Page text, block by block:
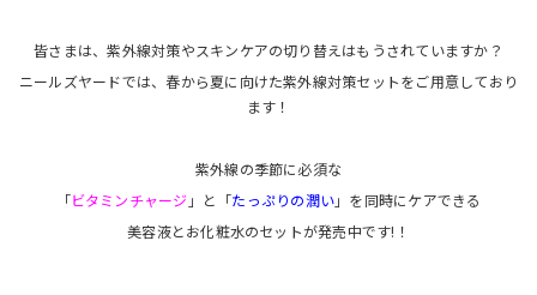
皆さまは、紫外線対策やスキンケアの切り替えはもうされていますか？
ニールズヤードでは、春から夏に向けた紫外線対策セットをご用意しており
ます！
紫外線の季節に必須な
「ビタミンチャージ 」と「たっぷりの潤い」を同時にケアできる
美容液とお化粧水のセットが発売中です!！